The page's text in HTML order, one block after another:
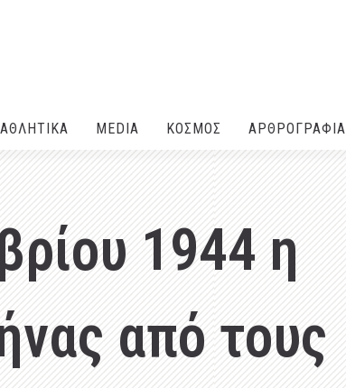
ΑΘΛΗΤΙΚΑ MEDIA ΚΟΣΜΟΣ ΑΡΘΡΟΓΡΑΦΙΑ
1944 η
από τους